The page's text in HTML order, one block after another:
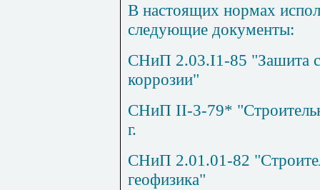
В настоящих нормах
следующие документы:
СНиП 2.03.I1-85 "Зашита
коррозии"
СНиП II-3-79*
г.
СНиП 2.01.01-82
геофизика"